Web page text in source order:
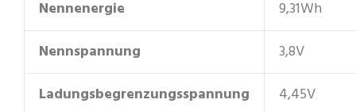
Nennenergie
9,31Wh
Nennspannung
3,8V
Ladungsbegrenzungsspannung
4,45V